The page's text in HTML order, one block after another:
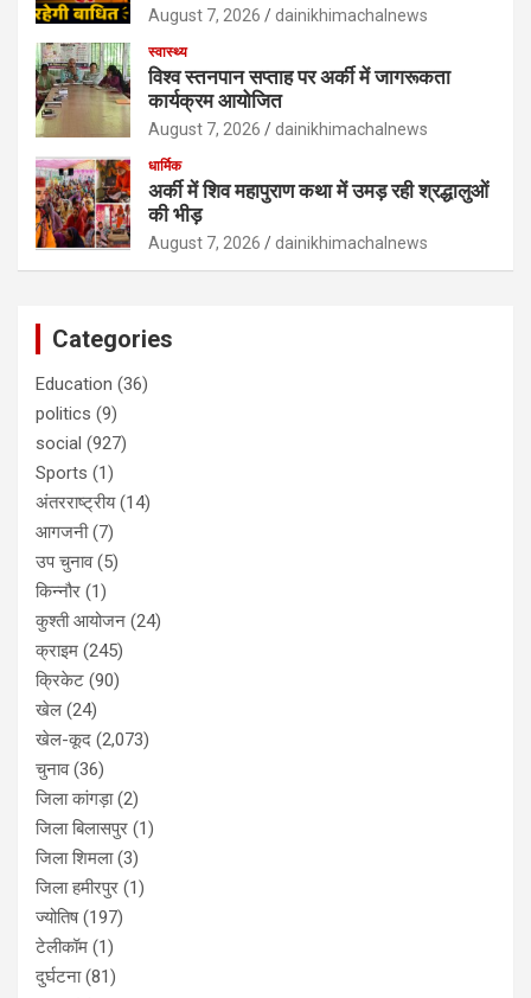
August 7, 2026 dainikhimachalnews
स्वास्थ्य
विश्व स्तनपान सप्ताह पर अर्की में जागरूकता
कार्यक्रम आयोजित
August 7, 2026 dainikhimachalnews
धार्मिक
अर्की में शिव महापुराण कथा में उमड़ रही श्रद्धालुओं
की भीड़
August 7, 2026 dainikhimachalnews
Categories
Education (36)
politics (9)
social (927)
Sports (1)
अंतरराष्ट्रीय(14)
आगजनी(7)
उप चुनाव(5)
किन्नौर (1)
कुश्ती आयोजन (24)
क्राइम (245)
क्रिकेट (90)
खेल (24)
खेल-कूद (2,073)
चुनाव(36)
जिला कांगड़ा(2)
जिला बिलासपुर (1)
जिला शिमला(3)
जिला हमीरपुर (1)
ज्योतिष(197)
टेलीकॉम (1)
दुर्घटना(81)